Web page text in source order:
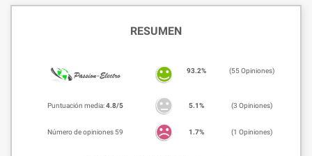
RESUMEN
93.2% (55 Opiniones)
Puntuación media:4.8/5 5.1% (3 Opiniones)
Número de opiniones 59 1.7% (1 Opiniones)